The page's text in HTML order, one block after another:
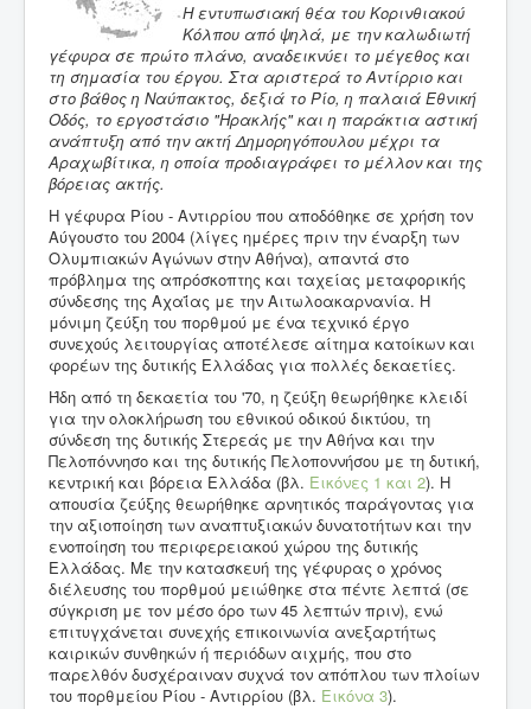
Η εντυπωσιακή θέα του Κορινθιακού
Κόλπου από ψηλά, με την καλωδιωτή
γέφυρα σε πρώτο πλάνο, αναδεικνύει το μέγεθος και
τη σημασία του έργου. Στα αριστερά το Αντίρριο και
στο βάθος η Ναύπακτος, δεξιά το Ρίο, η παλαιά Εθνική
Οδός, το εργοστάσιο "Ηρακλής" και η παράκτια αστική
ανάπτυξη από την ακτή Δημορηγόπουλου μέχρι τα
Αραχωβίτικα, η οποία προδιαγράφει το μέλλον και της
βόρειας ακτής.
Η γέφυρα Ρίου - Αντιρρίου που αποδόθηκε σε χρήση τον
Αύγουστο του 2004 (λίγες ημέρες πριν την έναρξη των
Ολυμπιακών Αγώνων στην Αθήνα), απαντά στο
πρόβλημα της απρόσκοπτης και ταχείας μεταφορικής
σύνδεσης της Αχαΐας με την Αιτωλοακαρνανία. Η
μόνιμη ζεύξη του πορθμού με ένα τεχνικό έργο
συνεχούς λειτουργίας αποτέλεσε αίτημα κατοίκων και
φορέων της δυτικής Ελλάδας για πολλές δεκαετίες.
Ήδη από τη δεκαετία του '70, η ζεύξη θεωρήθηκε κλειδί
για την ολοκλήρωση του εθνικού οδικού δικτύου, τη
σύνδεση της δυτικής Στερεάς με την Αθήνα και την
Πελοπόννησο και της δυτικής Πελοποννήσου με τη δυτική,
κεντρική και βόρεια Ελλάδα (βλ. Εικόνες 1 και 2). Η
απουσία ζεύξης θεωρήθηκε αρνητικός παράγοντας για
την αξιοποίηση των αναπτυξιακών δυνατοτήτων και την
ενοποίηση του περιφερειακού χώρου της δυτικής
Ελλάδας. Με την κατασκευή της γέφυρας ο χρόνος
διέλευσης του πορθμού μειώθηκε στα πέντε λεπτά (σε
σύγκριση με τον μέσο όρο των 45 λεπτών πριν), ενώ
επιτυγχάνεται συνεχής επικοινωνία ανεξαρτήτως
καιρικών συνθηκών ή περιόδων αιχμής, που στο
παρελθόν δυσχέραιναν συχνά τον απόπλου των πλοίων
του πορθμείου Ρίου - Αντιρρίου (βλ. Εικόνα 3).